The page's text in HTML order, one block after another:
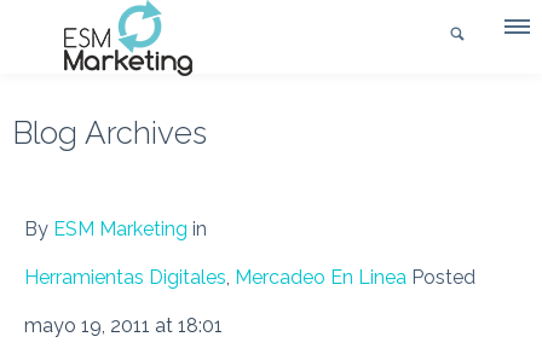
Blog Archives
By ESM Marketing in
Herramientas Digitales, Mercadeo En Linea Posted
mayo 19, 2011 at 18:01